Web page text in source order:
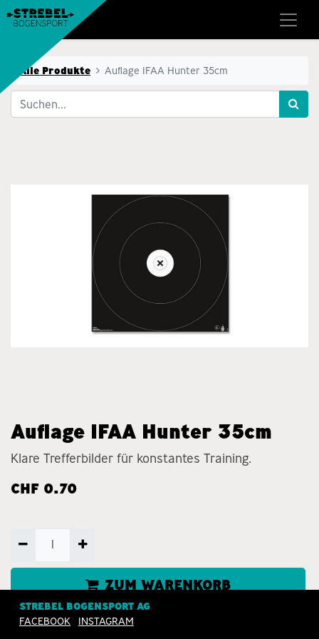
Alle Produkte Auflage IFAA Hunter 35cm
Auflage IFAA Hunter 35cm
Klare Trefferbilder für konstantes Training.
CHF 0.70
ZUM WARENKORB
HINZUFÜGEN
STREBEL BOGENSPORT AG
FACEBOOK
INSTAGRAM